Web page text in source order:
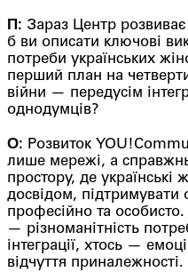
П: Зараз Центр
б ви описати ключові
потреби українських
перший план на
війни — передусім
однодумців?
О: Розвиток
лише мережі, а
простору, де українські
досвідом, підтримувати
професійно та
— різноманітність
інтеграції, хтось —
відчуття приналежності.